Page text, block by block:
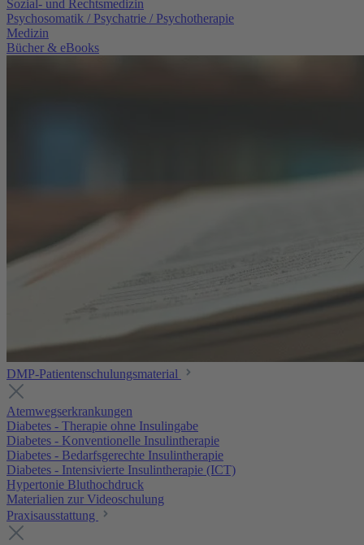
Sozial- und Rechtsmedizin
Psychosomatik / Psychatrie / Psychotherapie
Medizin
Bücher & eBooks
DMP-Patientenschulungsmaterial
Atemwegserkrankungen
Diabetes - Therapie ohne Insulingabe
Diabetes - Konventionelle Insulintherapie
Diabetes - Bedarfsgerechte Insulintherapie
Diabetes - Intensivierte Insulintherapie (ICT)
Hypertonie Bluthochdruck
Materialien zur Videoschulung
Praxisausstattung